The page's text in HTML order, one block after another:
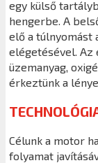
egy külső
hengerbe. A
elő a túlnyomást
elégetésével. Az
üzemanyag,
érkeztünk a
Célunk a motor
folyamat